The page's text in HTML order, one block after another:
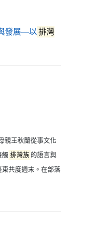
發展—以 排灣
親王秋蘭從事文化
觸 排灣族 的語言與
共度週末。在部落